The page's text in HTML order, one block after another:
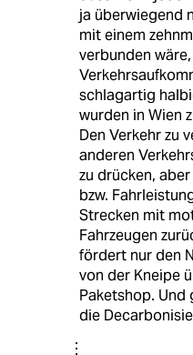
ja überwiegend
mit einem
verbunden
schlagartig
wurden in Wien
Den Verkehr zu
anderen
zu drücken,
bzw.
Strecken mit
Fahrzeugen
fördert nur den
von der Kneipe
Paketshop. Und
die